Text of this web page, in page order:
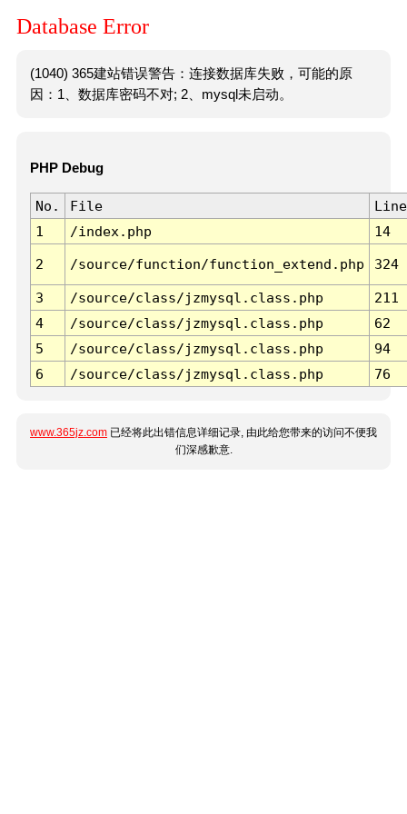
Database Error
(1040) 365建站错误警告：连接数据库失败，可能的原
因：1、数据库密码不对; 2、mysql未启动。
PHP Debug
No. File
Line
1
/index.php 14
2 /source/function/function_extend.php 324
3 /source/class/jzmysql.class.php
211
4
/source/class/jzmysql.class.php
62
5
/source/class/jzmysql.class.php
94
6
/source/class/jzmysql.class.php 76
www.365jz.com 已经将此出错信息详细记录, 由此给您带来的访问不便我
们深感歉意.